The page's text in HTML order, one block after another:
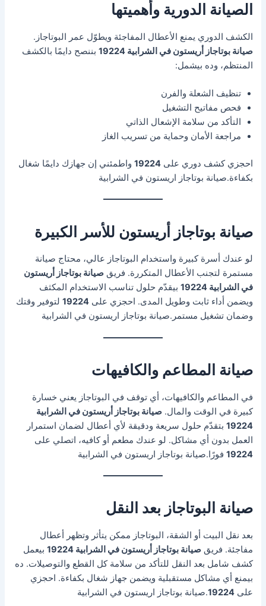
الصيانة الدورية وأهميتها
الكشف الدوري يمنع الأعطال المفاجئة ويطوّل عمر البوتاجاز.
صيانة بوتاجاز أريستون في الشرابية 19224
بننصح دايمًا بالكشف
المنتظم، وده بيشمل:
تنظيف الشعلة والفرن
فحص مفاتيح التشغيل
التأكد من سلامة الإشعال الذاتي
مراجعة الأمان وحماية من تسريب الغاز
احجزي كشف دوري على19224 واطمئني إن جهازك دايمًا شغال
بكفاءة.صيانة بوتاجاز اريستون في الشرابية
صيانة بوتاجاز أريستون للأسر الكبيرة
لو عندك أسرة كبيرة واستخدام البوتاجاز عالي، محتاج صيانة
مستمرة لتجنب الأعطال المتكررة. فريقصيانة بوتاجاز أريستون
في الشرابية 19224
بيقدّم حلول تناسب الاستخدام المكثف
ويضمن أداء ثابت وطويل المدى. احجزي على19224 لتوفير وقتك
وضمان تشغيل مستمر.صيانة بوتاجاز اريستون في الشرابية
صيانة المطاعم والكافيهات
في المطاعم والكافيهات، أي توقف في البوتاجاز يعني خسارة
كبيرة في الوقت والمال.صيانة بوتاجاز أريستون في الشرابية
19224 بتقدّم حلول سريعة ودقيقة لأي أعطال لضمان استمرار
العمل بدون أي مشاكل. لو عندك مطعم أو كافيه، اتصلي على
19224 فورًا.صيانة بوتاجاز اريستون في الشرابية
صيانة البوتاجاز بعد النقل
بعد نقل البيت أو الشقة، البوتاجاز ممكن يتأثر وتظهر أعطال
مفاجئة. فريقصيانة بوتاجاز أريستون في الشرابية 19224
بيعمل
كشف شامل بعد النقل للتأكد من سلامة كل القطع والتوصيلات. ده
بيمنع أي مشاكل مستقبلية ويضمن جهاز شغال بكفاءة. احجزي
على19224.صيانة بوتاجاز اريستون في الشرابية